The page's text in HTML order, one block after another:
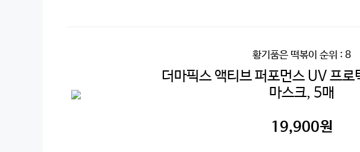
황기품은 떡볶이 순위 : 8
더마픽스 액티브 퍼포먼스 UV 프
마스크, 5매
19,900원